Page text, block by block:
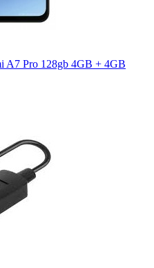
A7 Pro 128gb 4GB + 4GB